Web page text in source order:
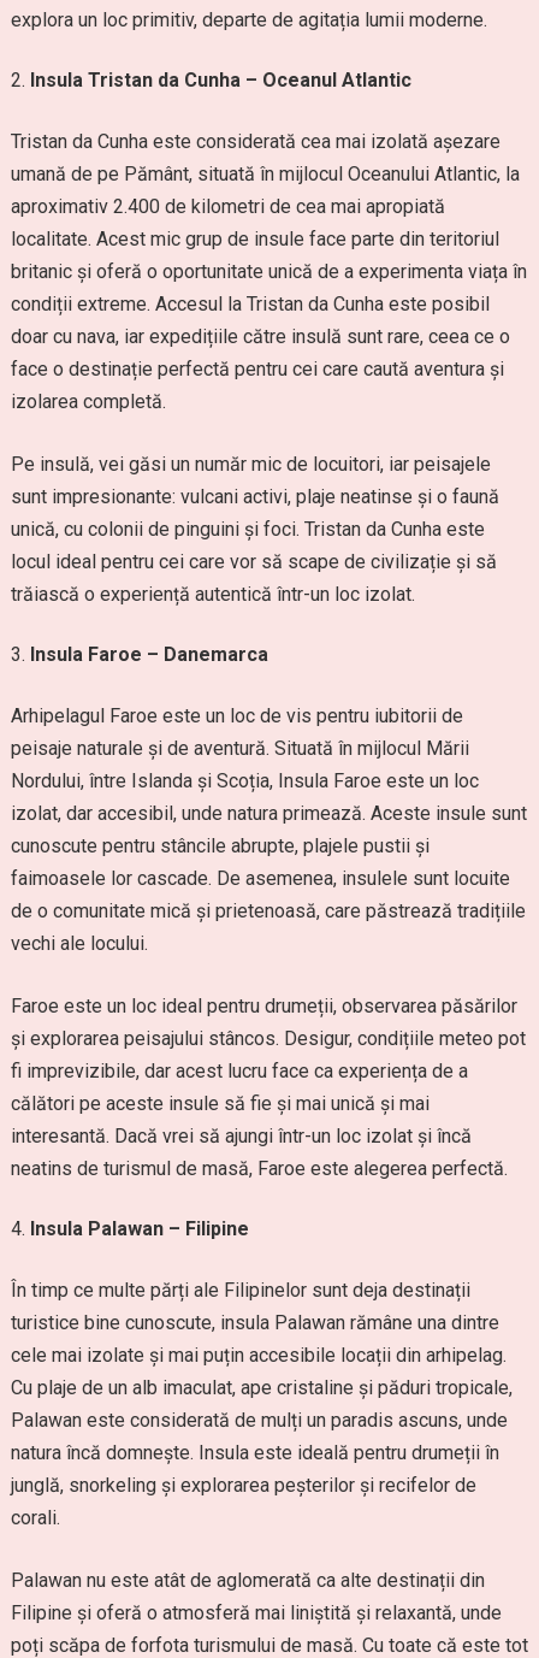
explora un loc primitiv, departe de agitația lumii moderne.
Insula Tristan da Cunha – Oceanul Atlantic
Tristan da Cunha este considerată cea mai izolată așezare
umană de pe Pământ, situată în mijlocul Oceanului Atlantic, la
aproximativ 2.400 de kilometri de cea mai apropiată
localitate. Acest mic grup de insule face parte din teritoriul
britanic și oferă o oportunitate unică de a experimenta viața în
condiții extreme. Accesul la Tristan da Cunha este posibil
doar cu nava, iar expedițiile către insulă sunt rare, ceea ce o
face o destinație perfectă pentru cei care caută aventura și
izolarea completă.
Pe insulă, vei găsi un număr mic de locuitori, iar peisajele
sunt impresionante: vulcani activi, plaje neatinse și o faună
unică, cu colonii de pinguini și foci. Tristan da Cunha este
locul ideal pentru cei care vor să scape de civilizație și să
trăiască o experiență autentică într-un loc izolat.
Insula Faroe – Danemarca
Arhipelagul Faroe este un loc de vis pentru iubitorii de
peisaje naturale și de aventură. Situată în mijlocul Mării
Nordului, între Islanda și Scoția, Insula Faroe este un loc
izolat, dar accesibil, unde natura primează. Aceste insule sunt
cunoscute pentru stâncile abrupte, plajele pustii și
faimoasele lor cascade. De asemenea, insulele sunt locuite
de o comunitate mică și prietenoasă, care păstrează tradițiile
vechi ale locului.
Faroe este un loc ideal pentru drumeții, observarea păsărilor
și explorarea peisajului stâncos. Desigur, condițiile meteo pot
fi imprevizibile, dar acest lucru face ca experiența de a
călători pe aceste insule să fie și mai unică și mai
interesantă. Dacă vrei să ajungi într-un loc izolat și încă
neatins de turismul de masă, Faroe este alegerea perfectă.
Insula Palawan – Filipine
În timp ce multe părți ale Filipinelor sunt deja destinații
turistice bine cunoscute, insula Palawan rămâne una dintre
cele mai izolate și mai puțin accesibile locații din arhipelag.
Cu plaje de un alb imaculat, ape cristaline și păduri tropicale,
Palawan este considerată de mulți un paradis ascuns, unde
natura încă domnește. Insula este ideală pentru drumeții în
junglă, snorkeling și explorarea peșterilor și recifelor de
corali.
Palawan nu este atât de aglomerată ca alte destinații din
Filipine și oferă o atmosferă mai liniștită și relaxantă, unde
poți scăpa de forfota turismului de masă. Cu toate că este tot